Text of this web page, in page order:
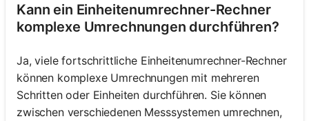
Kann ein Einheitenumrechner-Rechner
komplexe Umrechnungen durchführen?
Ja, viele fortschrittliche Einheitenumrechner-Rechner
können komplexe Umrechnungen mit mehreren
Schritten oder Einheiten durchführen. Sie können
zwischen verschiedenen Messsystemen umrechnen,